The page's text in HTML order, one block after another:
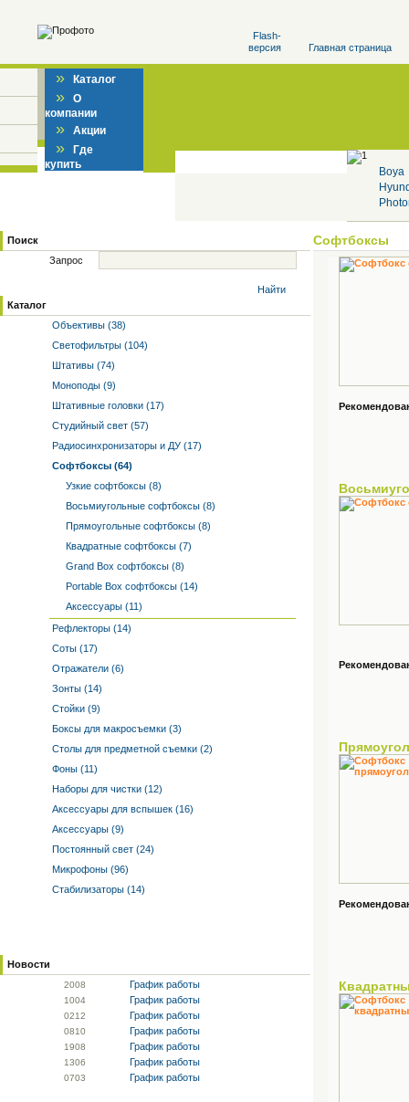
Flash-
версия
Главная страница
» Каталог
» О
компании
» Акции
» Где
купить
Boya
Поиск
Запрос
Найти
Каталог
Объективы (38)
Светофильтры (104)
Штативы (74)
Моноподы (9)
Штативные головки (17)
Студийный свет (57)
Радиосинхронизаторы и ДУ (17)
Софтбоксы (64)
Узкие софтбоксы (8)
Восьмиугольные софтбоксы (8)
Прямоугольные софтбоксы (8)
Квадратные софтбоксы (7)
Grand Box софтбоксы (8)
Portable Box софтбоксы (14)
Аксессуары (11)
Рефлекторы (14)
Соты (17)
Отражатели (6)
Зонты (14)
Стойки (9)
Боксы для макросъемки (3)
Столы для предметной съемки (2)
Фоны (11)
Наборы для чистки (12)
Аксессуары для вспышек (16)
Аксессуары (9)
Постоянный свет (24)
Микрофоны (96)
Стабилизаторы (14)
Новости
2008 График работы
1004 График работы
0212 График работы
0810 График работы
1908 График работы
1306 График работы
0703 График работы
Софтбоксы